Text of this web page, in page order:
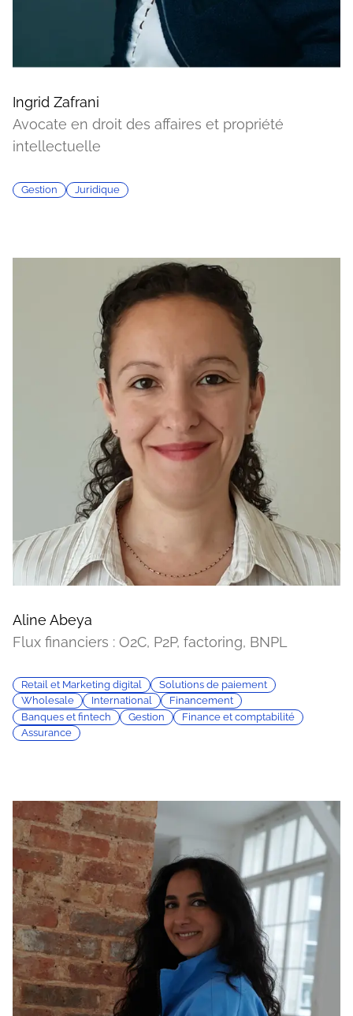
Ingrid Zafrani
Avocate en droit des affaires et propriété
intellectuelle
Gestion Juridique
Aline Abeya
Flux financiers : O2C, P2P, factoring, BNPL
Retail et Marketing digital
Solutions de paiement
Wholesale
International
Financement
Banques et fintech
Gestion
Finance et comptabilité
Assurance